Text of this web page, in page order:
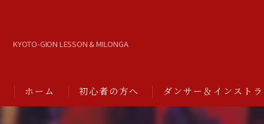
KYOTO-GION LESSON & MILONGA
ホーム 初心者の方へ ダンサー＆インスト